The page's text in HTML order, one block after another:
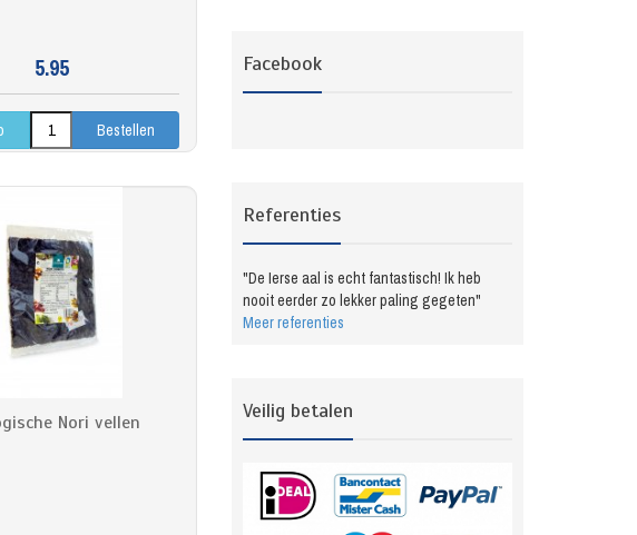
5.95
Nori vellen
Facebook
Referenties
"De Ierse aal is echt fantastisch! Ik heb
nooit eerder zo lekker paling gegeten"
Meer referenties
Veilig betalen